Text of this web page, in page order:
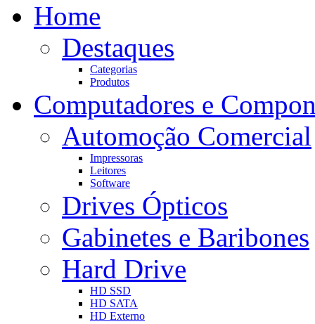
Home
Destaques
Categorias
Produtos
Computadores e
Automoção Comercial
Impressoras
Leitores
Software
Drives Ópticos
Gabinetes e Baribones
Hard Drive
HD SSD
HD SATA
HD Externo